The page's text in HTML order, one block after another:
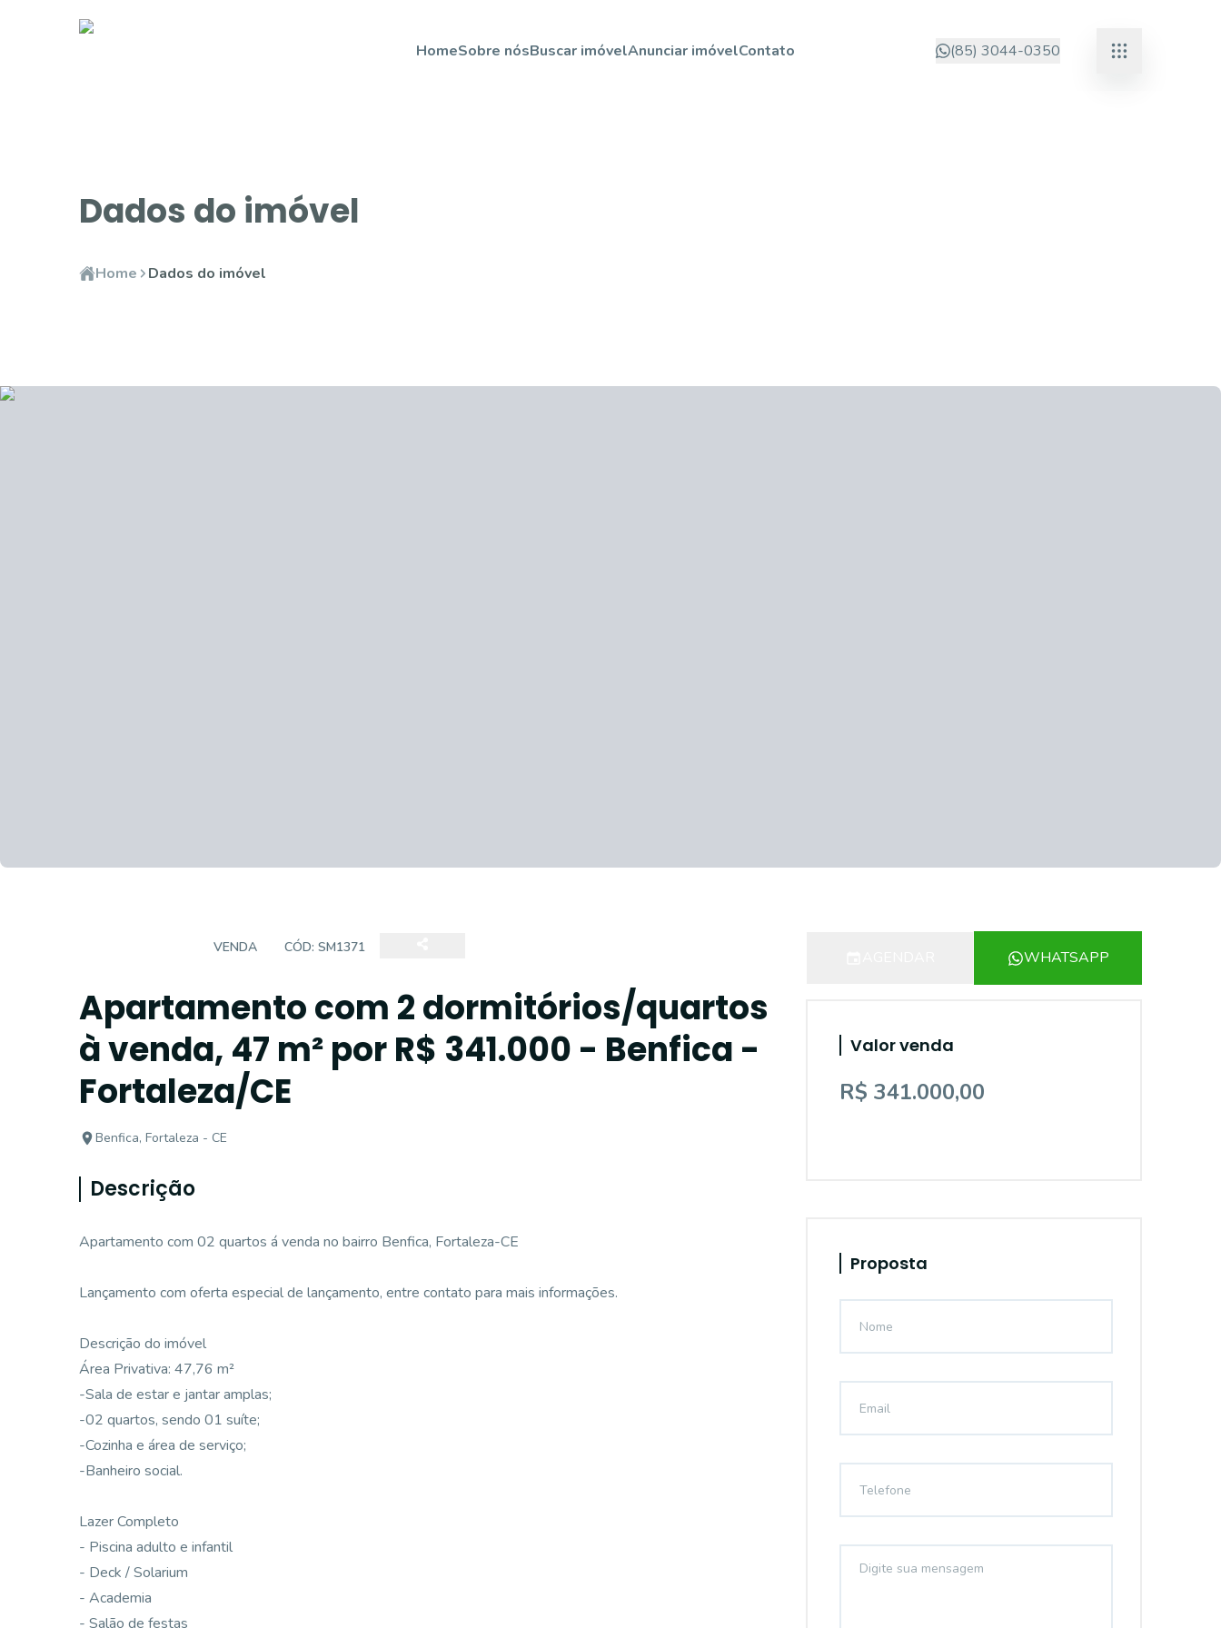
HomeSobre nósBuscar imóvelAnunciar imóvelContato (85) 3044-0350
Dados do imóvel
Home Dados do imóvel
VENDA CÓD: SM1371
Apartamento com 2 dormitórios/quartos
à venda, 47 m² por R$ 341.000 - Benfica -
Fortaleza/CE
Benfica, Fortaleza - CE
Descrição
Apartamento com 02 quartos á venda no bairro Benfica, Fortaleza-CE
Lançamento com oferta especial de lançamento, entre contato para mais informações.
Descrição do imóvel
Área Privativa: 47,76 m²
-Sala de estar e jantar amplas;
-02 quartos, sendo 01 suíte;
-Cozinha e área de serviço;
-Banheiro social.
Lazer Completo
- Piscina adulto e infantil
- Deck / Solarium
- Academia
- Salão de festas
WHATSAPP
Valor venda
R$ 341.000,00
Proposta